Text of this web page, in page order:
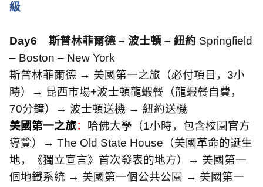
級
Day6 斯普林菲爾德 – 波士頓 – 紐約 Springfield
– Boston – New York
斯普林菲爾德 → 美國第一之旅（必付項目， 3小
時）→ 昆西市場+波士頓龍蝦餐（龍蝦餐自費，
70分鐘）→ 波士頓送機 → 紐約送機
美國第一之旅： 哈佛大學（1小時，包含校園官方
導覽）
→ The Old State House （美國革命的誕生
地，《獨立宣言》首次發表的地方）
→ 美國第一
個地鐵系統 → 美國第一個公共公園 → 美國第一